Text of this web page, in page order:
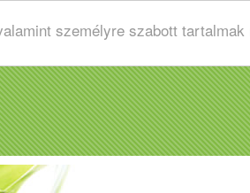
személyre szabott